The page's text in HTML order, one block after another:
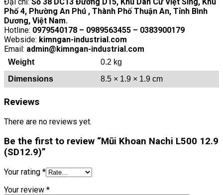
Phố 4, Phường An Phú , Thành Phố Thuận An, Tỉnh Bình
Dương, Việt Nam.
Hotline: 0979540178 – 0989563455 – 0383900179
Webside: kimngan-industrial.com
Email: admin@kimngan-industrial.com
Weight
0.2 kg
Dimensions
8.5 × 1.9 × 1.9 cm
Reviews
There are no reviews yet.
Be the first to review “Mũi Khoan Nachi L500 12.9
(SD12.9)”
Your rating *
Your review *